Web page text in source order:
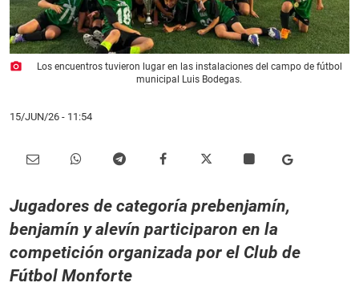
photo_camera
Los encuentros tuvieron lugar en las instalaciones del campo de fútbol
municipal Luis Bodegas.
15/JUN/26 - 11:54
Jugadores de categoría prebenjamín,
benjamín y alevín participaron en la
competición organizada por el Club de
Fútbol Monforte